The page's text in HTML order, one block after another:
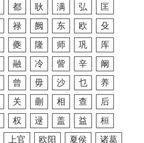
都 耿 满 弘
匡
禄 阙 东 欧
殳
夔 隆 师 巩
厍
融 冷 訾 辛
阚
曾 毋 沙 乜
养
关 蒯 相 查
后
权 逯 盖 益
桓
上官 欧阳 夏侯
诸葛